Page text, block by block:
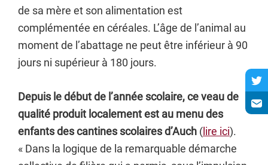
de sa mère et son alimentation est
complémentée en céréales. L’âge de l’animal au
moment de l’abattage ne peut être inférieur à 90
jours ni supérieur à 180 jours.
Depuis le début de l’année scolaire, ce veau de
qualité produit localement est au menu des
enfants des cantines scolaires d’Auch ( lire ici).
« Dans la logique de la remarquable démarche